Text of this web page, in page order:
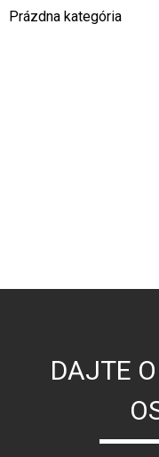
Prázdna kategória
DAJTE